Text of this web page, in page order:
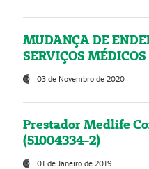
MUDANÇA DE
SERVIÇOS
03 de Novembro de 2020
Prestador Medlife
(51004334-2)
01 de Janeiro de 2019